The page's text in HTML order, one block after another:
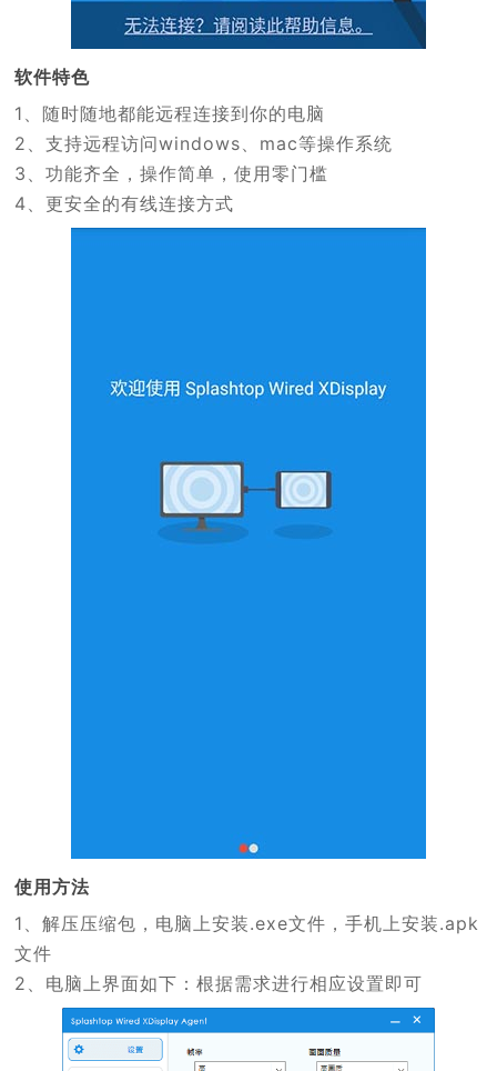
软件特色
1、随时随地都能远程连接到你的电脑
2、支持远程访问windows、mac等操作系统
3、功能齐全，操作简单，使用零门槛
4、更安全的有线连接方式
使用方法
1、解压压缩包，电脑上安装.exe文件，手机上安装.apk
文件
2、电脑上界面如下：根据需求进行相应设置即可